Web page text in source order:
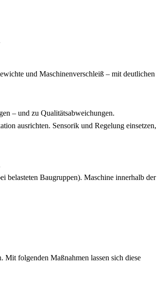
und Maschinenverschleiß – mit deutlichen
– und zu Qualitätsabweichungen.
ausrichten. Sensorik und Regelung einsetzen,
belasteten Baugruppen). Maschine innerhalb der
folgenden Maßnahmen lassen sich diese